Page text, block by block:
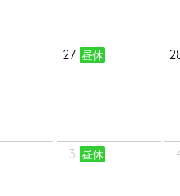
27 昼休
3 昼休